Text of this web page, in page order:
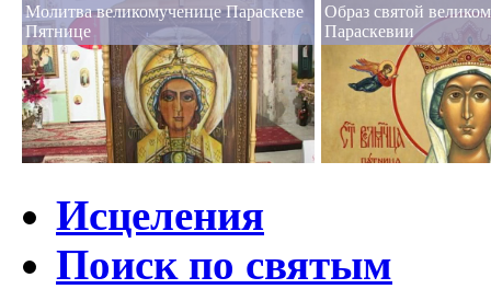
Молитва великомученице Параскеве
Пятнице
Образ святой
Параскевии
Исцеления
Поиск по святым